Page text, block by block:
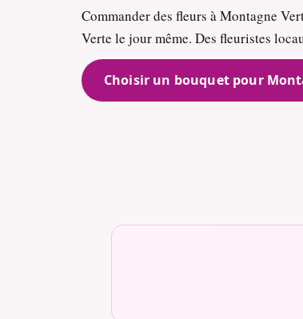
Commander des fleurs à Montagne
Verte le jour même. Des fleuristes
Choisir un bouquet pour